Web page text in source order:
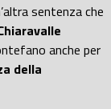
sentenza che
anche per
della